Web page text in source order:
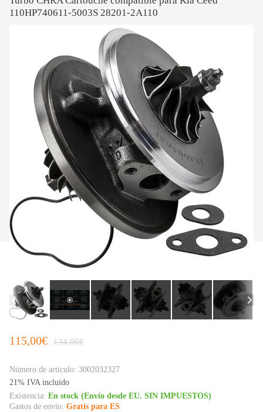
110HP740611-5003S 28201-2A110
115,00€ 134,00€
Número de artículo: 3002032327
21% IVA incluido
Existencia: En stock (Envío desde EU. SIN IMPUESTOS)
Gastos de envío: Gratis para ES